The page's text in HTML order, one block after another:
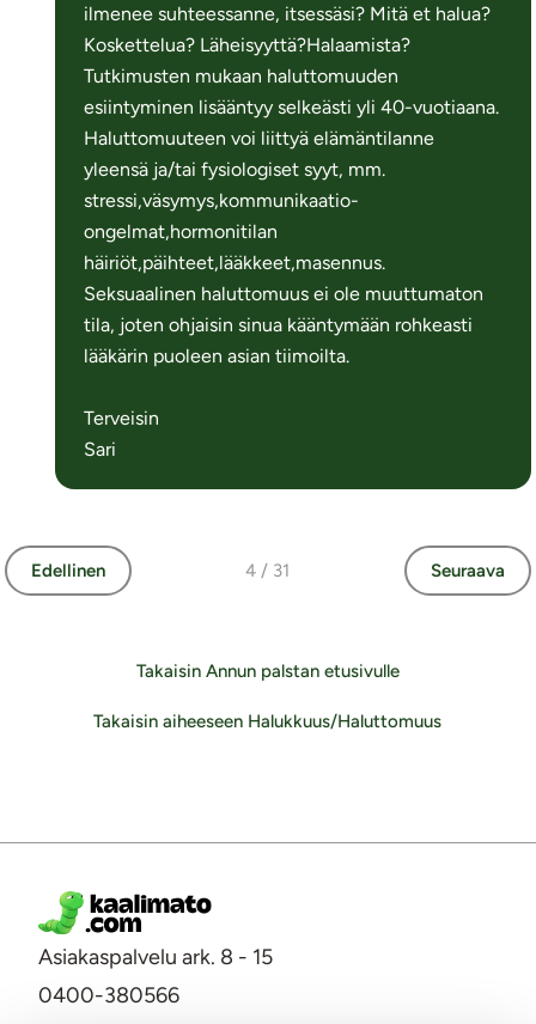
ilmenee suhteessanne, itsessäsi? Mitä et halua?
Koskettelua? Läheisyyttä?Halaamista?
Tutkimusten mukaan haluttomuuden
esiintyminen lisääntyy selkeästi yli 40-vuotiaana.
Haluttomuuteen voi liittyä elämäntilanne
yleensä ja/tai fysiologiset syyt, mm.
stressi,väsymys,kommunikaatio-
ongelmat,hormonitilan
häiriöt,päihteet,lääkkeet,masennus.
Seksuaalinen haluttomuus ei ole muuttumaton
tila, joten ohjaisin sinua kääntymään rohkeasti
lääkärin puoleen asian tiimoilta.
Terveisin
Sari
Edellinen 4 / 31 Seuraava
Takaisin Annun palstan etusivulle
Takaisin aiheeseen Halukkuus/Haluttomuus
Asiakaspalvelu ark. 8 - 15
0400-380566